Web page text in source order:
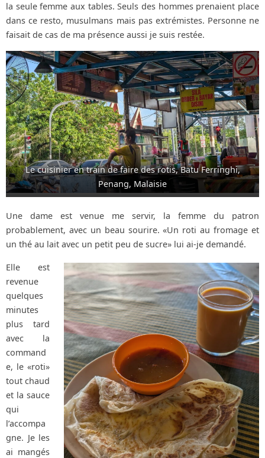
la seule femme aux tables. Seuls des hommes prenaient place
dans ce resto, musulmans mais pas extrémistes. Personne ne
faisait de cas de ma présence aussi je suis restée.
Le cuisinier en train de faire des rotis, Batu Ferringhi,
Penang, Malaisie
Une dame est venue me servir, la femme du patron
probablement, avec un beau sourire. «Un roti au fromage et
un thé au lait avec un petit peu de sucre» lui ai-je demandé.
Elle est
revenue
quelques
minutes
plus tard
avec la
command
e, le «roti»
tout chaud
et la sauce
qui
l’accompa
gne. Je les
ai mangés